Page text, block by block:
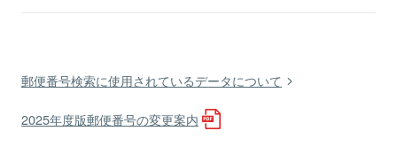
郵便番号検索に使用されているデータについて
2025年度版郵便番号の変更案内